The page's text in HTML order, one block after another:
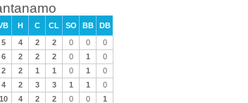
H C CL SO BB
DB
5 4 2 2 0 0
0
6 2 2 2 0 1
0
2 2 1 1 0 1
0
4 2 3 3 1 1
0
10 4 2 2 0 0
1